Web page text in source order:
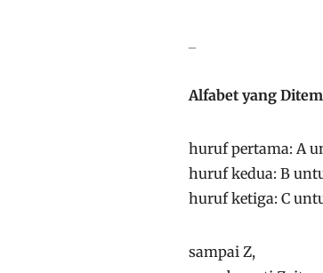
Alfabet yang
huruf pertama: A
huruf kedua: B
huruf ketiga: C
sampai Z,